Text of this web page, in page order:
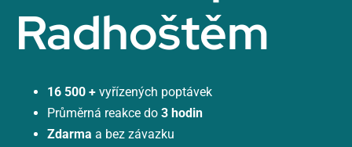
Radhoštěm
16 500 + vyřízených poptávek
Průměrná reakce do 3 hodin
Zdarma a bez závazku